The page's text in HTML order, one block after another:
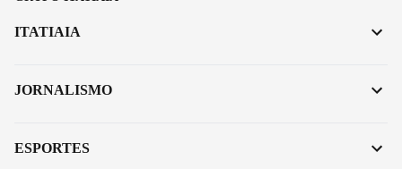
ITATIAIA
JORNALISMO
ESPORTES